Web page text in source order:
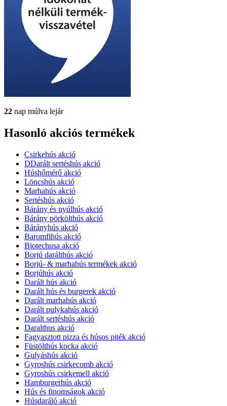
22 nap múlva lejár
Hasonló akciós termékek
Csirkehús akció
DDarált sertéshús akció
Húshőmérő akció
Löncshús akció
Marhahús akció
Sertéshús akció
Bárány és nyúlhús akció
Bárány pörkölthús akció
Bárányhús akció
Baromfihús akció
Biotechusa akció
Borjú darálthús akció
Borjú- & marhahús termékek akció
Borjúhús akció
Darált hús akció
Darált hús és burgerek akció
Darált marhahús akció
Darált pulykahús akció
Darált sertéshús akció
Daralthus akció
Fagyasztott pizza és húsos piték akció
Füstölthús kocka akció
Gulyáshús akció
Gyroshús csirkecomb akció
Gyroshús csirkemell akció
Hamburgerhús akció
Hús és finomságok akció
Húsdaráló akció